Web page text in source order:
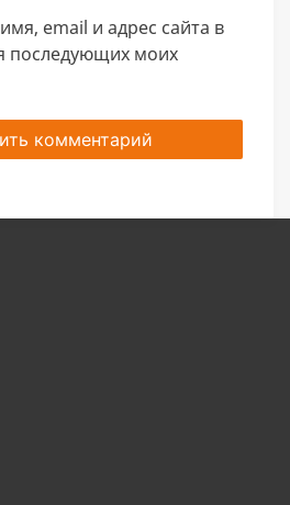
email и адрес сайта в
последующих моих